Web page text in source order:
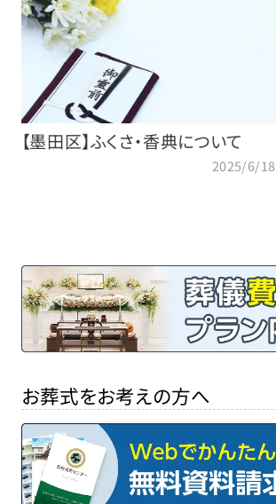
【墨田区】ふくさ・香典について
2025/6/18
お葬式をお考えの方へ